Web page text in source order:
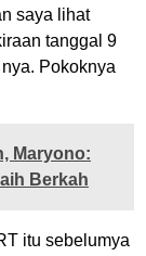
saya lihat
tanggal 9
Pokoknya
Maryono:
Berkah
itu sebelumya